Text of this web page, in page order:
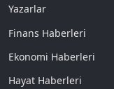
Yazarlar
Finans Haberleri
Ekonomi Haberleri
Hayat Haberleri